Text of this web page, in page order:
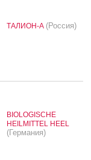
ТАЛИОН-А (Россия)
BIOLOGISCHE
HEILMITTEL HEEL
(Германия)